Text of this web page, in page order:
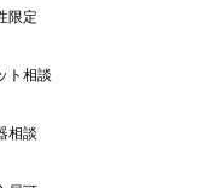
限定
ト相談
相談